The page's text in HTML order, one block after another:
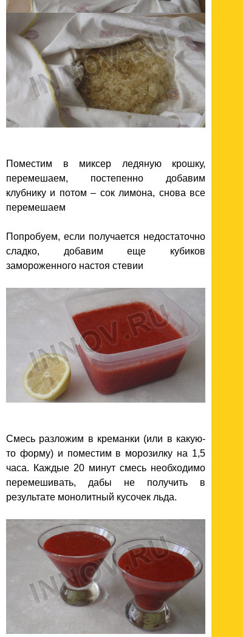
Поместим в миксер ледяную крошку,
перемешаем, постепенно добавим
клубнику и потом – сок лимона, снова все
перемешаем
Попробуем, если получается недостаточно
сладко, добавим еще кубиков
замороженного настоя стевии
Смесь разложим в креманки (или в какую-
то форму) и поместим в морозилку на 1,5
часа. Каждые 20 минут смесь необходимо
перемешивать, дабы не получить в
результате монолитный кусочек льда.